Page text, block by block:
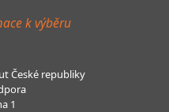
k výběru
České republiky
1